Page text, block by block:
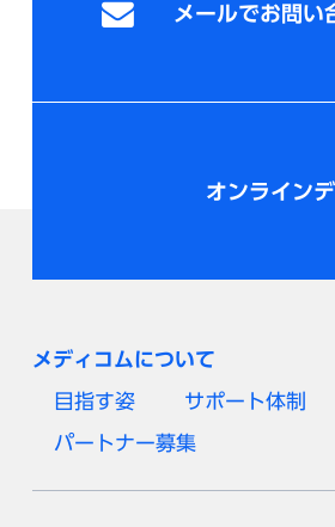
メールでお問い
オンライン
メディコムについて
目指す姿 サポート体制
パートナー募集